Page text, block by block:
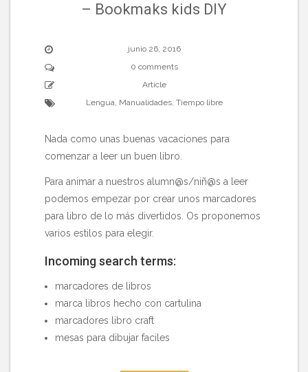
– Bookmaks kids DIY
junio 26, 2016
0 comments
Article
Lengua, Manualidades, Tiempo libre
Nada como unas buenas vacaciones para
comenzar a leer un buen libro.
Para animar a nuestros alumn@s/niñ@s a leer
podemos empezar por crear unos marcadores
para libro de lo más divertidos. Os proponemos
varios estilos para elegir.
Incoming search terms:
marcadores de libros
marca libros hecho con cartulina
marcadores libro craft
mesas para dibujar faciles